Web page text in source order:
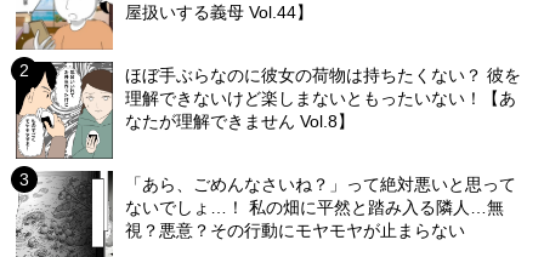
屋扱いする義母 Vol.44】
ほぼ手ぶらなのに彼女の荷物は持ちたくない？ 彼を
理解できないけど楽しまないともったいない！【あ
なたが理解できません Vol.8】
「あら、ごめんなさいね？」って絶対悪いと思って
ないでしょ…！ 私の畑に平然と踏み入る隣人…無
視？悪意？その行動にモヤモヤが止まらない